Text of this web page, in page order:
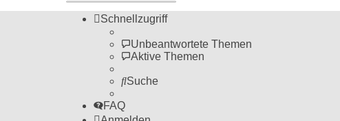
Schnellzugriff
Unbeantwortete Themen
Aktive Themen
Suche
FAQ